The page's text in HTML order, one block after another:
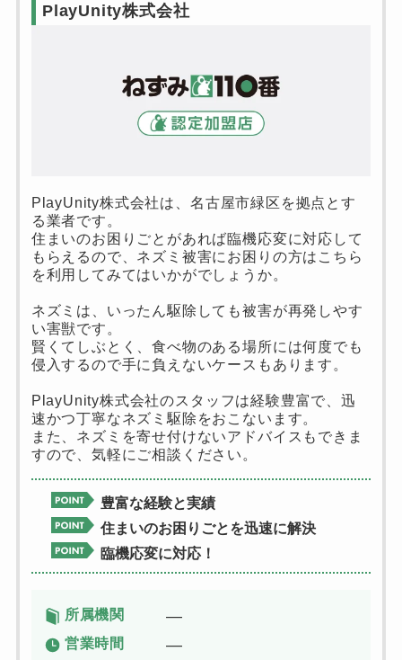
PlayUnity株式会社
PlayUnity株式会社は、名古屋市緑区を拠点とす
る業者です。
住まいのお困りごとがあれば臨機応変に対応して
もらえるので、ネズミ被害にお困りの方はこちら
を利用してみてはいかがでしょうか。
ネズミは、いったん駆除しても被害が再発しやす
い害獣です。
賢くてしぶとく、食べ物のある場所には何度でも
侵入するので手に負えないケースもあります。
PlayUnity株式会社のスタッフは経験豊富で、迅
速かつ丁寧なネズミ駆除をおこないます。
また、ネズミを寄せ付けないアドバイスもできま
すので、気軽にご相談ください。
豊富な経験と実績
住まいのお困りごとを迅速に解決
臨機応変に対応！
所属機関 ―
営業時間 ―